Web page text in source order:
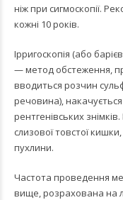
ніж при сигмоскопії.
кожні 10 років.
Ірригоскопія (або
— метод обстеження,
вводиться розчин
речовина),
рентгенівських
слизової товстої
пухлини.
Частота проведення
вище, розрахована на